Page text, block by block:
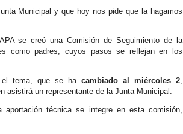
Municipal y que hoy nos pide que la hagamos
se creó una Comisión de Seguimiento de la
como padres, cuyos pasos se reflejan en los
el tema, que se ha cambiado al miércoles 2,
asistirá un representante de la Junta Municipal.
aportación técnica se integre en esta comisión,